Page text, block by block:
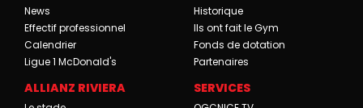
News
Effectif professionnel
Calendrier
Ligue 1 McDonald's
Historique
Ils ont fait le Gym
Fonds de dotation
Partenaires
ALLIANZ RIVIERA SERVICES